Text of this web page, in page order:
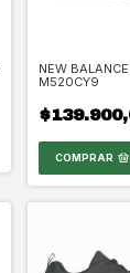
NEW BALANCE
M520CY9
COMPRAR